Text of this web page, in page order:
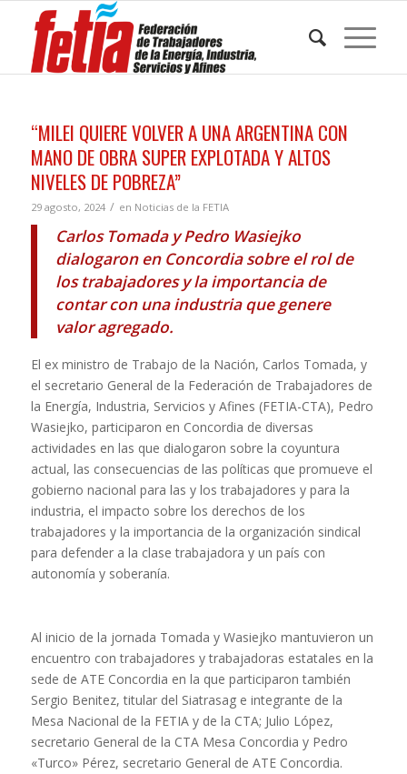
“MILEI QUIERE VOLVER A UNA ARGENTINA CON
MANO DE OBRA SUPER EXPLOTADA Y ALTOS
NIVELES DE POBREZA”
29 agosto, 2024 / en Noticias de la FETIA
Carlos Tomada y Pedro Wasiejko
dialogaron en Concordia sobre el rol de
los trabajadores y la importancia de
contar con una industria que genere
valor agregado.
El ex ministro de Trabajo de la Nación, Carlos Tomada, y
el secretario General de la Federación de Trabajadores de
la Energía, Industria, Servicios y Afines (FETIA-CTA), Pedro
Wasiejko, participaron en Concordia de diversas
actividades en las que dialogaron sobre la coyuntura
actual, las consecuencias de las políticas que promueve el
gobierno nacional para las y los trabajadores y para la
industria, el impacto sobre los derechos de los
trabajadores y la importancia de la organización sindical
para defender a la clase trabajadora y un país con
autonomía y soberanía.
Al inicio de la jornada Tomada y Wasiejko mantuvieron un
encuentro con trabajadores y trabajadoras estatales en la
sede de ATE Concordia en la que participaron también
Sergio Benitez, titular del Siatrasag e integrante de la
Mesa Nacional de la FETIA y de la CTA; Julio López,
secretario General de la CTA Mesa Concordia y Pedro
«Turco» Pérez, secretario General de ATE Concordia.